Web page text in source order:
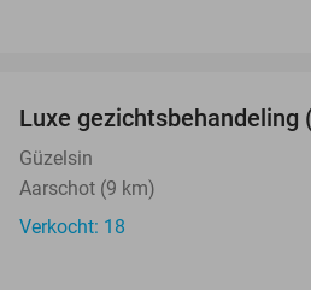
Luxe gezichtsbehandeling
Güzelsin
Aarschot (9 km)
Verkocht: 18